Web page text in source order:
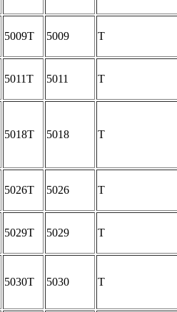
5009T 5009 T
5011T 5011 T
5018T 5018 T
5026T 5026 T
5029T 5029 T
5030T 5030 T